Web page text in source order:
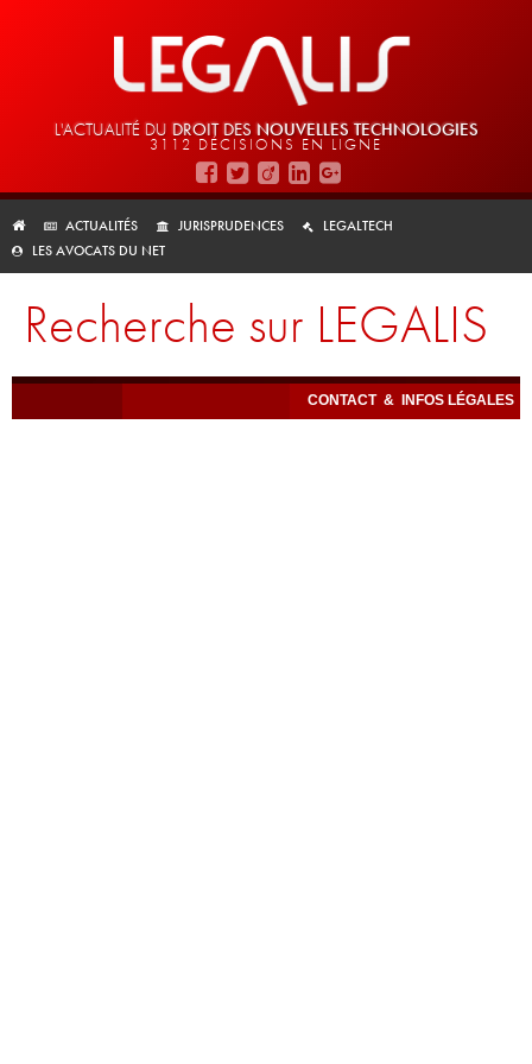
L'ACTUALITÉ DU DROIT DES NOUVELLES TECHNOLOGIES
3112 DÉCISIONS EN LIGNE
ACTUALITÉS JURISPRUDENCES
LEGALTECH
LES AVOCATS DU NET
Recherche sur LEGALIS
CONTACT & INFOS LÉGALES